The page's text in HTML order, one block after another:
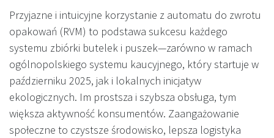
Przyjazne i intuicyjne korzystanie z automatu do zwrotu
opakowań (RVM) to podstawa sukcesu każdego
systemu zbiórki butelek i puszek—zarówno w ramach
ogólnopolskiego systemu kaucyjnego, który startuje w
październiku 2025, jak i lokalnych inicjatyw
ekologicznych. Im prostsza i szybsza obsługa, tym
większa aktywność konsumentów. Zaangażowanie
społeczne to czystsze środowisko, lepsza logistyka